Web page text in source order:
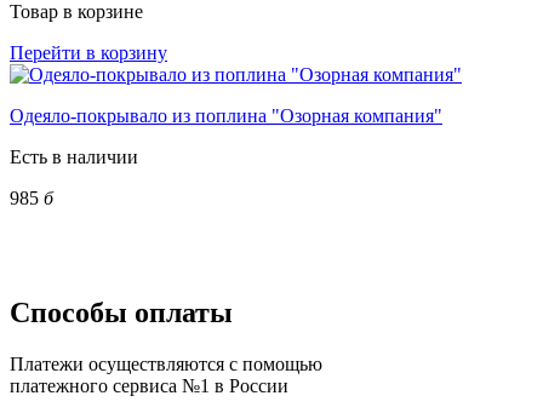
Товар в корзине
Перейти в корзину
Одеяло-покрывало из поплина "Озорная компания"
Есть в наличии
985 б
Способы оплаты
Платежи осуществляются с помощью
платежного сервиса №1 в России